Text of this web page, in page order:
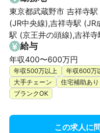
東京都武蔵野市 吉祥寺
(JR中央線),吉祥寺駅 (JR
駅 (京王井の頭線),吉祥
給与
年収400〜600万円
年収500万以上 年収600万
大手チェーン
住宅補助あり
ブランクOK
この求人に